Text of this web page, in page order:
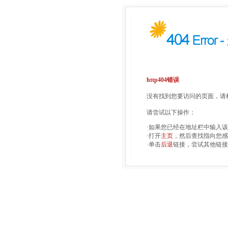
http404错误
没有找到您要访问的页面，
请尝试以下操作：
·如果您已经在地址栏中输入
·打开主页 ，然后查找指向您
·单击后退链接，尝试其他链